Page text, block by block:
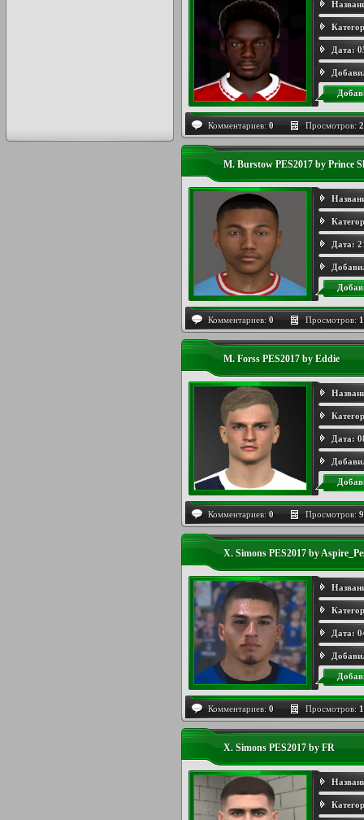
Дата:
Комментариев: 0 Просмотров:
M. Burstow PES2017 by Prince
Дата:
Комментариев: 0 Просмотров:
M. Forss PES2017 by Eddie
Дата:
Комментариев: 0 Просмотров:
X. Simons PES2017 by
Дата:
Комментариев: 0 Просмотров:
X. Simons PES2017 by FR